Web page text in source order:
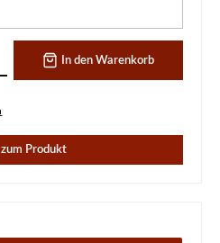
In den Warenkorb
zum Produkt